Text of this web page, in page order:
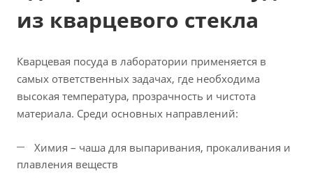
из кварцевого стекла
Кварцевая посуда в лаборатории применяется в
самых ответственных задачах, где необходима
высокая температура, прозрачность и чистота
материала. Среди основных направлений:
Химия – чаша для выпаривания, прокаливания и
плавления веществ